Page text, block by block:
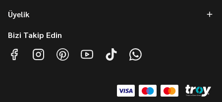
Üyelik
Bizi Takip Edin